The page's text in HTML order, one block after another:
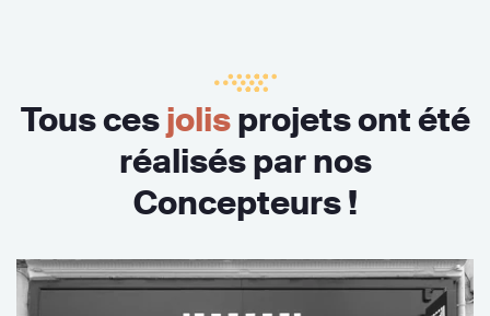
Tous cesjolisprojets ont été
réalisés par nos
Concepteurs !